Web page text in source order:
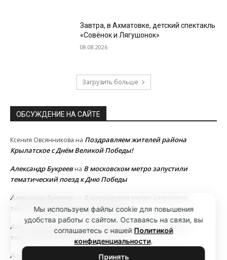
Завтра, в Ахматовке, детский спектакль
«Совёнок и Лягушонок»
08.08.2026
Загрузить больше
ОБСУЖДЕНИЕ НА САЙТЕ
Ксения Овсянникова на Поздравляем жителей района
Крылатское с Днём Великой Победы!
Александр Букреевна В московском метро запустили
тематический поезд к Дню Победы
Александр Букреев
В московском метро запустили
тематический поезд к Дню Победы
Александр Букреев
В московском метро запустили
тематический поезд к Дню Победы
Александр Букреев
В московском метро запустили
Мы используем файлы cookie для повышения
удобства работы с сайтом. Оставаясь на связи, вы
соглашаетесь с нашей Политикой
конфиденциальности.
Принять